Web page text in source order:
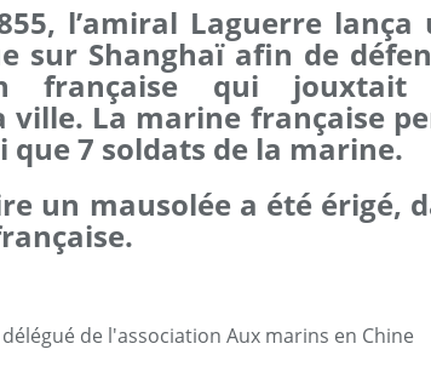
l’amiral Laguerre lança
sur Shanghaï afin de
française qui jouxtait
ville. La marine française
que 7 soldats de la marine.
un mausolée a été érigé,
de l'association Aux marins en Chine